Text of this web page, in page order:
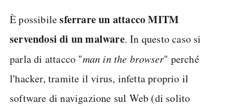
È possibilesferrare un attacco MITM
servendosi di un malware. In questo caso si
parla di attacco "man in the browser" perché
l'hacker, tramite il virus, infetta proprio il
software di navigazione sul Web (di solito